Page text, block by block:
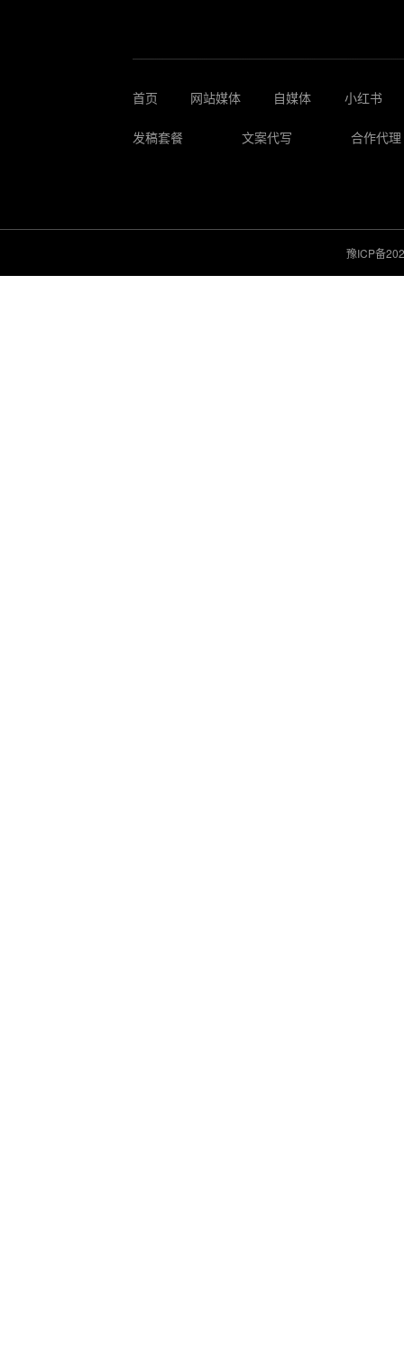
首页 网站媒体 自媒体 小红书
发稿套餐 文案代写 合作代理
豫ICP备